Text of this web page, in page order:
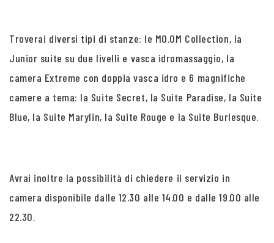
Troverai diversi tipi di stanze: le MO.OM Collection, la
Junior suite su due livelli e vasca idromassaggio, la
camera Extreme con doppia vasca idro e 6 magnifiche
camere a tema: la Suite Secret, la Suite Paradise, la Suite
Blue, la Suite Marylin, la Suite Rouge e la Suite Burlesque.
Avrai inoltre la possibilità di chiedere il servizio in
camera disponibile dalle 12.30 alle 14.00 e dalle 19.00 alle
22.30.